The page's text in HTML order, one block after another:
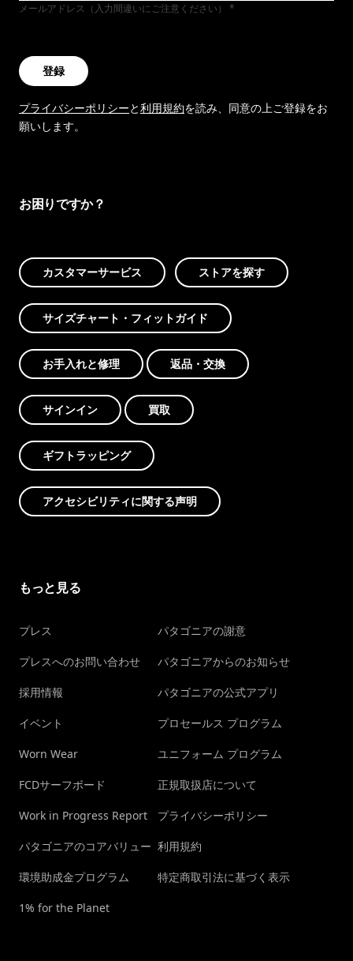
メールアドレス（入力間違いにご注意ください）
登録
プライバシーポリシーと利用規約を読み、同意の上ご登録をお
願いします。
お困りですか？
カスタマーサービス ストアを探す
サイズチャート・フィットガイド
お手入れと修理 返品・交換
サインイン 買取
ギフトラッピング
アクセシビリティに関する声明
もっと見る
プレス
プレスへのお問い合わせ
採用情報
イベント
Worn Wear
FCDサーフボード
Work in Progress Report
パタゴニアのコアバリュー
環境助成金プログラム
1% for the Planet
パタゴニアの謝意
パタゴニアからのお知らせ
パタゴニアの公式アプリ
プロセールス プログラム
ユニフォーム プログラム
正規取扱店について
プライバシーポリシー
利用規約
特定商取引法に基づく表示